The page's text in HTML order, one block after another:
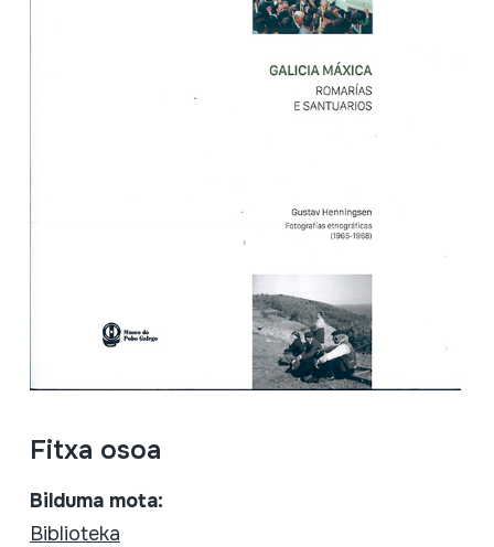
Fitxa osoa
Bilduma mota:
Biblioteka